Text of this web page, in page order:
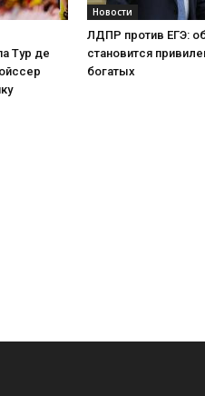
Тур де
Новости
ЛДПР против ЕГЭ:
становится
богатых